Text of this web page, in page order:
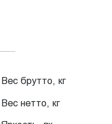
Вес брутто, кг
Вес нетто, кг